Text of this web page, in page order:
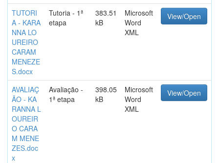
TUTORI
A - KARA
NNA LO
UREIRO
CARAM
MENEZE
S.docx
Tutoria - 1ª
etapa
383.51
kB
Microsoft
Word
XML
View/Open
AVALIAÇ
ÃO - KA
RANNA L
OUREIR
O CARA
M MENE
ZES.doc
x
Avaliação -
1ª etapa
398.05
kB
Microsoft
Word
XML
View/Open